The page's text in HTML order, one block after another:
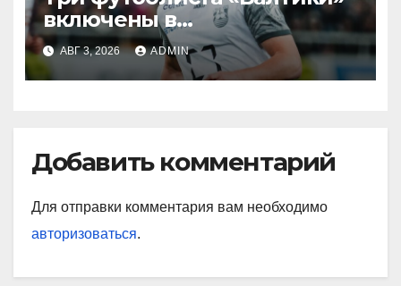
включены в
символическую сборную
2‑го тура РПЛ по версии
подписчиков МАТЧ
АВГ 3, 2026 ADMIN
Добавить комментарий
Для отправки комментария вам необходимо
авторизоваться.